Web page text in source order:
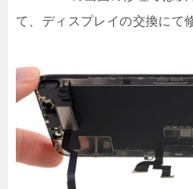
て、ディスプレイの交換にて